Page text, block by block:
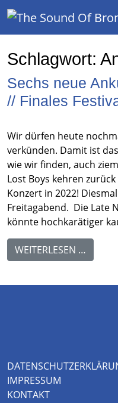
Hauptnavigation
Schlagwort:
Sechs neue
// Finales
Wir dürfen heute
verkünden. Damit ist
wie wir finden, auch
Lost Boys kehren
Konzert in 2022!
Freitagabend. Die Late
könnte hochkarätiger
WEITERLESEN …
IMPRESSUM
KONTAKT